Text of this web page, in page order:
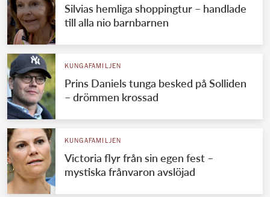
Silvias hemliga shoppingtur – handlade
till alla nio barnbarnen
KUNGAFAMILJEN
Prins Daniels tunga besked på Solliden
– drömmen krossad
KUNGAFAMILJEN
Victoria flyr från sin egen fest –
mystiska frånvaron avslöjad